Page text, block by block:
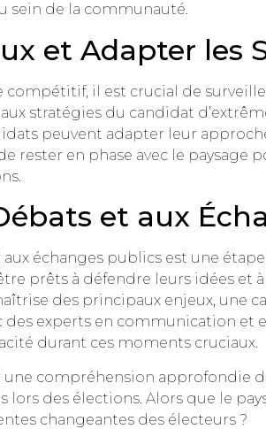
sein de la communauté.
et Adapter les
il est crucial de
stratégies du candidat
peuvent adapter leur
rester en phase avec le
et aux
aux échanges publics est une
prêts à défendre leurs idées et
des principaux enjeux, une
des experts en communication
durant ces moments cruciaux.
compréhension approfondie
lors des élections. Alors que le
changeantes des électeurs ?